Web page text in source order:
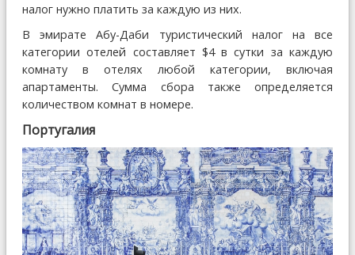
налог нужно платить за каждую из них.
В эмирате Абу-Даби туристический налог на все
категории отелей составляет $4 в сутки за каждую
комнату в отелях любой категории, включая
апартаменты. Сумма сбора также определяется
количеством комнат в номере.
Португалия